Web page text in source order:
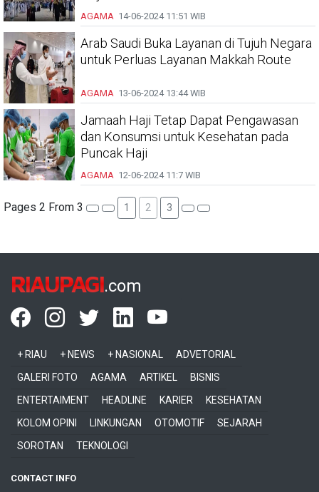
AGAMA 14-06-202411:51 WIB
Arab Saudi Buka Layanan di Tujuh Negara
untuk Perluas Layanan Makkah Route
AGAMA 13-06-202413:44 WIB
Jamaah Haji Tetap Dapat Pengawasan
dan Konsumsi untuk Kesehatan pada
Puncak Haji
AGAMA 12-06-202411:7 WIB
Pages 2 From 3 1 2 3
RIAUPAGI.com
+ RIAU + NEWS + NASIONAL
ADVETORIAL
GALERI FOTO
AGAMA ARTIKEL
BISNIS
ENTERTAIMENT
HEADLINE KARIER
KESEHATAN
KOLOM OPINI
LINKUNGAN OTOMOTIF
SEJARAH
SOROTAN
TEKNOLOGI
CONTACT INFO